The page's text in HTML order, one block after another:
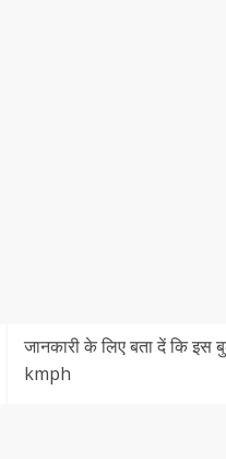
जानकारी के लिए बता दें कि इस
kmph